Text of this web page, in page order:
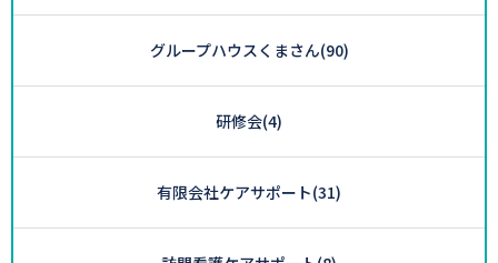
グループハウスくまさん(90)
研修会(4)
有限会社ケアサポート(31)